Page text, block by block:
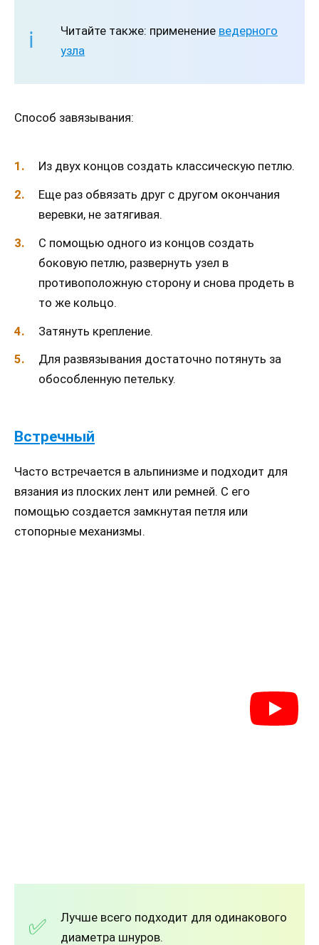
Читайте также: применение ведерного
узла
Способ завязывания:
Из двух концов создать классическую петлю.
Еще раз обвязать друг с другом окончания
веревки, не затягивая.
С помощью одного из концов создать
боковую петлю, развернуть узел в
противоположную сторону и снова продеть в
то же кольцо.
Затянуть крепление.
Для развязывания достаточно потянуть за
обособленную петельку.
Встречный
Часто встречается в альпинизме и подходит для
вязания из плоских лент или ремней. С его
помощью создается замкнутая петля или
стопорные механизмы.
Лучше всего подходит для одинакового
диаметра шнуров.